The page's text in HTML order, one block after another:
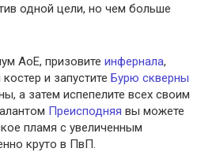
одной цели, но чем больше
АоЕ, призовите инфернала,
и запустите Бурю скверны
а затем испепелите всех своим
Преисподняя вы можете
пламя с увеличенным
круто в ПвП.